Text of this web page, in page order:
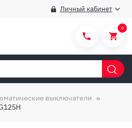
Личный кабинет
0
выключатели